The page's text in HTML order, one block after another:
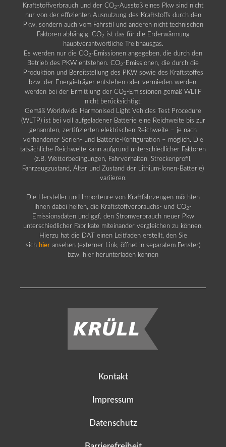
Kraftstoffverbrauch und der CO2 -Ausstoß eines Pkw sind nicht
nur von der effizienten Ausnutzung des Kraftstoffs durch den
Pkw, sondern auch vom Fahrstil und anderen nicht technischen
Faktoren abhängig. CO2 ist das für die Erderwärmung
hauptverantwortliche Treibhausgas.
Es werden nur die CO2 -Emissionen angegeben, die durch den
Betrieb des PKW entstehen. CO2 -Emissionen, die durch die
Produktion und Bereitstellung des PKW sowie des Kraftstoffes
bzw. der Energieträger entstehen oder vermieden werden,
werden bei der Ermittlung der CO2 -Emissionen gemäß WLTP
nicht berücksichtigt.
Gemäß Worldwide Harmonised Light Vehicles Test Procedure
(WLTP) ist bei voll aufgeladener Batterie eine Reichweite bis zur
genannten, zertifizierten elektrischen Reichweite – je nach
vorhandener Serien- und Batterie-Konfiguration – möglich. Die
tatsächliche Reichweite kann aufgrund unterschiedlicher Faktoren
(z.B. Wetterbedingungen, Fahrverhalten, Streckenprofil,
Fahrzeugzustand, Alter und Zustand der Lithium-Ionen-Batterie)
variieren.
Die Hersteller und Importeure von Kraftfahrzeugen möchten
Ihnen dabei helfen, die Kraftstoffverbrauchs- und CO2 -
Emissionsdaten und ggf. den Stromverbrauch neuer Pkw
unterschiedlicher Fabrikate miteinander vergleichen zu können.
Hierzu hat die DAT einen Leitfaden erstellt, den Sie
sich hier ansehen (externer Link, öffnet in separatem Fenster)
bzw. hier herunterladen können
Kontakt
Impressum
Datenschutz